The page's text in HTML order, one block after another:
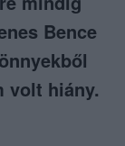
Bence
volt hiány.